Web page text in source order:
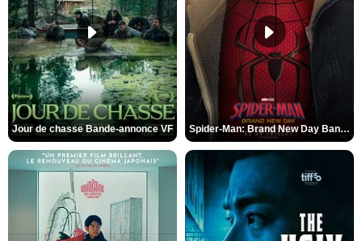
Jour de chasse Bande-annonce VF Spider-Man: Brand New Day Bande-annonce (3) VO STFR